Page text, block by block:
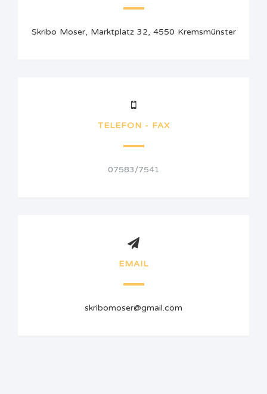
Skribo Moser, Marktplatz 32, 4550 Kremsmünster
TELEFON - FAX
07583/7541
EMAIL
skribomoser@gmail.com